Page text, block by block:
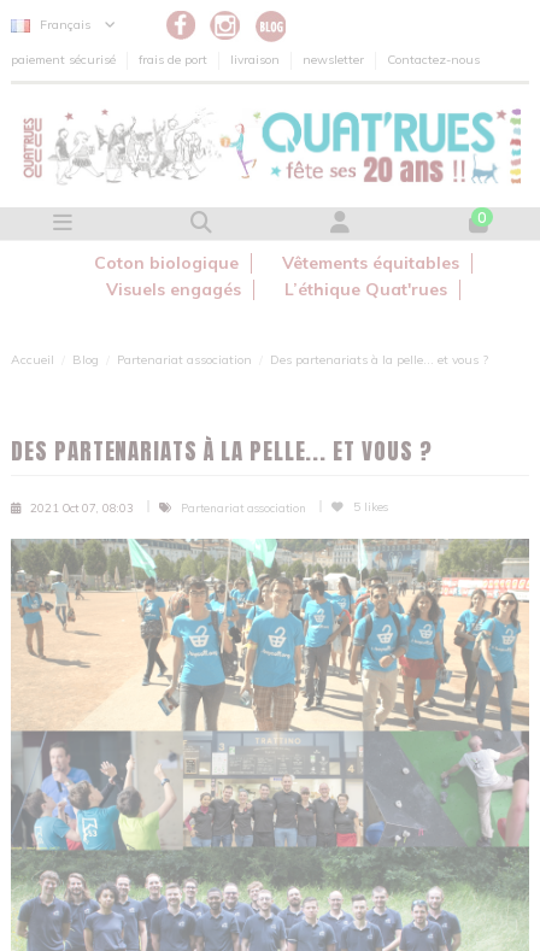
Panneau de gestion des cookies
Français
paiement sécurisé frais de port livraison newsletter Contactez-nous
0
Coton biologique
Vêtements équitables
Visuels engagés
L’éthique Quat'rues
Accueil Blog Partenariat association Des partenariats à la pelle... et vous ?
DES PARTENARIATS À LA PELLE... ET VOUS ?
2021 Oct 07, 08:03 Partenariat association 5 likes